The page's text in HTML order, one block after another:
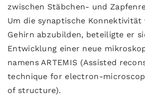
zwischen Stäbchen- und
Um die synaptische Konnektivität
Gehirn abzubilden, beteiligte er
Entwicklung einer neue
namens ARTEMIS (Assisted
technique for electron-
of structure).